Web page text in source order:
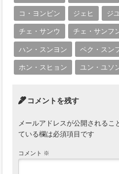
コ・ヨンビン ジェヒ ジユ
チェ・サンウ チェ・サンフ
ハン・スンヨン ペク・スン
ホン・スヒョン ユン・ユソ
コメントを残す
メールアドレスが公開されるこ
ている欄は必須項目です
コメント ※